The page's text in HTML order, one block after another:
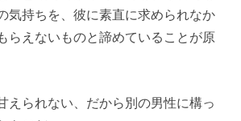
気持ちを、彼に素直に求められなか
らえないものと諦めていることが原
えられない、だから別の男性に構っ